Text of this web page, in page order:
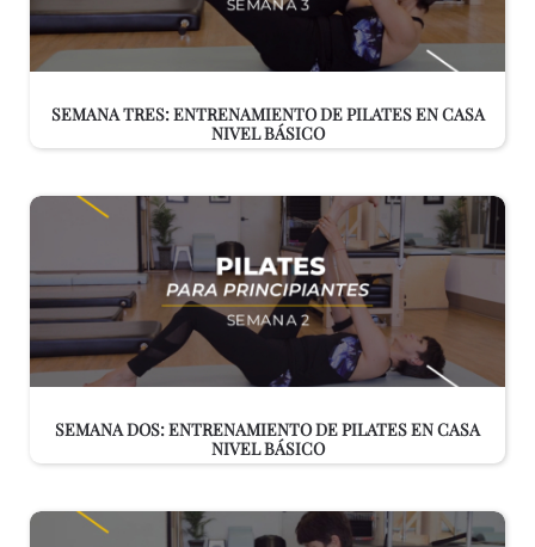
SEMANA TRES: ENTRENAMIENTO DE PILATES EN CASA
NIVEL BÁSICO
SEMANA DOS: ENTRENAMIENTO DE PILATES EN CASA
NIVEL BÁSICO